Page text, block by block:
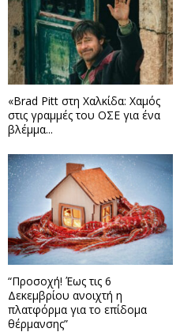
«Brad Pitt στη Χαλκίδα: Χαμός
στις γραμμές του ΟΣΕ για ένα
βλέμμα...
“Προσοχή! Έως τις 6
Δεκεμβρίου ανοιχτή η
πλατφόρμα για το επίδομα
θέρμανσης”